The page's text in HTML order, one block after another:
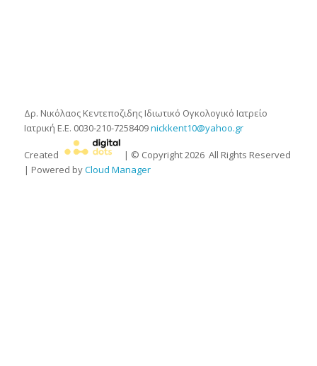
Δρ. Νικόλαος Κεντεποζιδης Ιδιωτικό Ογκολογικό Ιατρείο
Ιατρική Ε.Ε. 0030-210-7258409nickkent10@yahoo.gr
Created | © Copyright2026All Rights Reserved
| Powered byCloud Manager